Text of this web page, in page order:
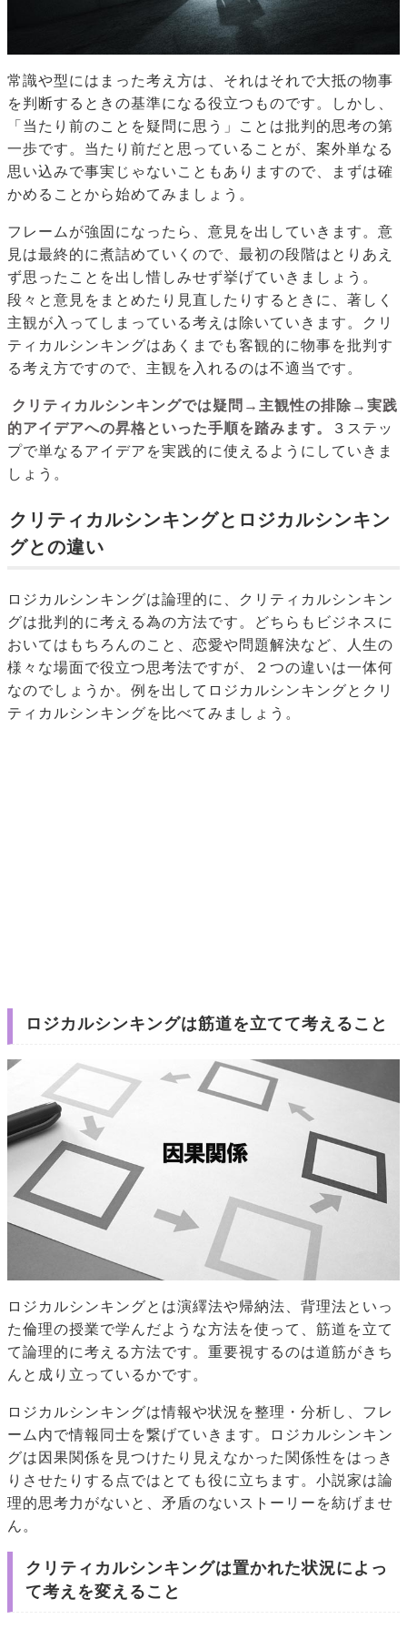
常識や型にはまった考え方は、それはそれで大抵の物事
を判断するときの基準になる役立つものです。しかし、
「当たり前のことを疑問に思う」ことは批判的思考の第
一歩です。当たり前だと思っていることが、案外単なる
思い込みで事実じゃないこともありますので、まずは確
かめることから始めてみましょう。
フレームが強固になったら、意見を出していきます。意
見は最終的に煮詰めていくので、最初の段階はとりあえ
ず思ったことを出し惜しみせず挙げていきましょう。
段々と意見をまとめたり見直したりするときに、著しく
主観が入ってしまっている考えは除いていきます。クリ
ティカルシンキングはあくまでも客観的に物事を批判す
る考え方ですので、主観を入れるのは不適当です。
クリティカルシンキングでは疑問→主観性の排除→実践
的アイデアへの昇格といった手順を踏みます。
３ステッ
プで単なるアイデアを実践的に使えるようにしていきま
しょう。
クリティカルシンキングとロジカルシンキン
グとの違い
ロジカルシンキングは論理的に、クリティカルシンキン
グは批判的に考える為の方法です。どちらもビジネスに
おいてはもちろんのこと、恋愛や問題解決など、人生の
様々な場面で役立つ思考法ですが、２つの違いは一体何
なのでしょうか。例を出してロジカルシンキングとクリ
ティカルシンキングを比べてみましょう。
ロジカルシンキングは筋道を立てて考えること
ロジカルシンキングとは演繹法や帰納法、背理法といっ
た倫理の授業で学んだような方法を使って、筋道を立て
て論理的に考える方法です。重要視するのは道筋がきち
んと成り立っているかです。
ロジカルシンキングは情報や状況を整理・分析し、フレ
ーム内で情報同士を繋げていきます。ロジカルシンキン
グは因果関係を見つけたり見えなかった関係性をはっき
りさせたりする点ではとても役に立ちます。小説家は論
理的思考力がないと、矛盾のないストーリーを紡げませ
ん。
クリティカルシンキングは置かれた状況によっ
て考えを変えること